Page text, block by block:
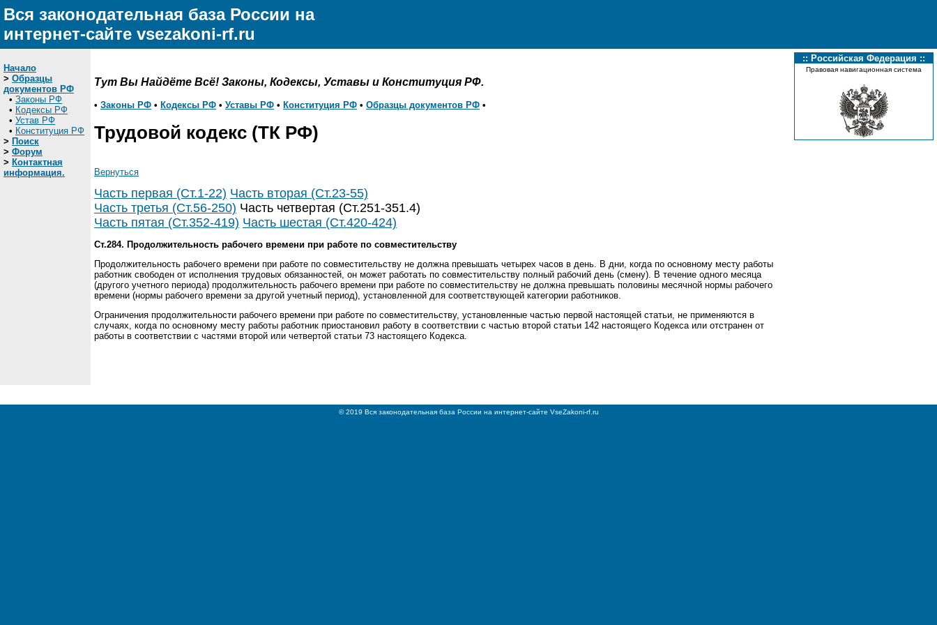
Вся законодательная база России на
интернет-сайте vsezakoni-rf.ru
Начало
> Образцы
документов РФ
• Законы РФ
• Кодексы РФ
• Устав РФ
• Конституция РФ
> Поиск
> Форум
> Контактная
информация.
Тут Вы Найдёте Всё! Законы, Кодексы, Уставы и Конституция РФ.
• Законы РФ • Кодексы РФ • Уставы РФ • Конституция РФ • Образцы документов РФ •
Трудовой кодекс (ТК РФ)
Вернуться
Часть первая (Ст.1-22) Часть вторая (Ст.23-55)
Часть третья (Ст.56-250) Часть четвертая (Ст.251-351.4)
Часть пятая (Ст.352-419) Часть шестая (Ст.420-424)
Ст.284. Продолжительность рабочего времени при работе по совместительству
Продолжительность рабочего времени при работе по совместительству не должна превышать четырех часов в день. В дни, когда по основному месту работы
работник свободен от исполнения трудовых обязанностей, он может работать по совместительству полный рабочий день (смену). В течение одного месяца
(другого учетного периода) продолжительность рабочего времени при работе по совместительству не должна превышать половины месячной нормы рабочего
времени (нормы рабочего времени за другой учетный период), установленной для соответствующей категории работников.
Ограничения продолжительности рабочего времени при работе по совместительству, установленные частью первой настоящей статьи, не применяются в
случаях, когда по основному месту работы работник приостановил работу в соответствии с частью второй статьи 142 настоящего Кодекса или отстранен от
работы в соответствии с частями второй или четвертой статьи 73 настоящего Кодекса.
:: Российская Федерация ::
Правовая навигационная система
© 2019 Вся законодательная база России на интернет-сайте VseZakoni-rf.ru